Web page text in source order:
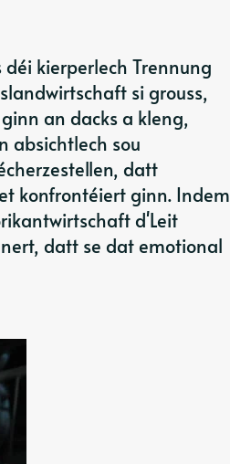
kierperlech Trennung
si grouss,
an dacks a kleng,
absichtlech sou
datt
konfrontéiert ginn. Indem
d'Leit
datt se dat emotional